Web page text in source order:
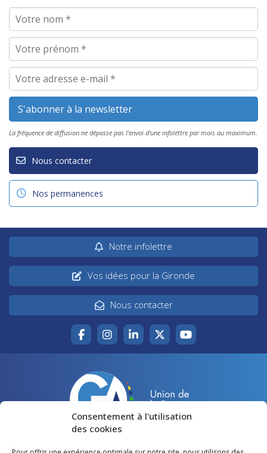
Consentement à l'utilisation
des cookies
La fréquence de diffusion ne dépasse pas l'envoi d'une infolettre par mois au maximum.
Nous contacter
Nos permanences
Notre infolettre
Vos idées pour la Gironde
Nous contacter